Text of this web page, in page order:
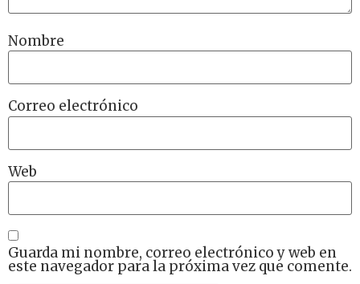
Nombre
Correo electrónico
Web
Guarda mi nombre, correo electrónico y web en
este navegador para la próxima vez que comente.